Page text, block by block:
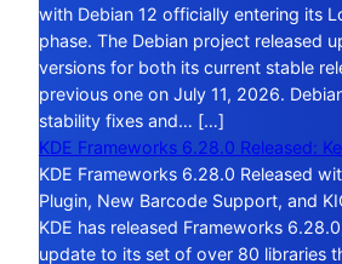
with Debian 12 officially entering its
phase. The Debian project released
versions for both its current stable
previous one on July 11, 2026.
stability fixes and… […]
KDE Frameworks 6.28.0 Released:
KDE Frameworks 6.28.0 Released
Plugin, New Barcode Support, and
KDE has released Frameworks
update to its set of over 80 libraries